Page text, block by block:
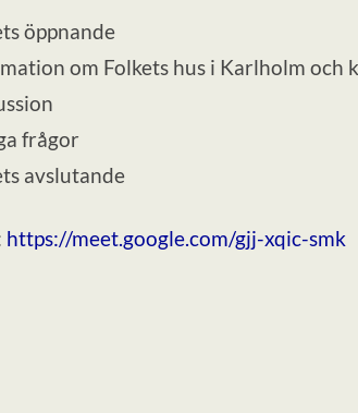
öppnande
om Folkets hus i Karlholm och
frågor
avslutande
https://meet.google.com/gjj-xqic-smk